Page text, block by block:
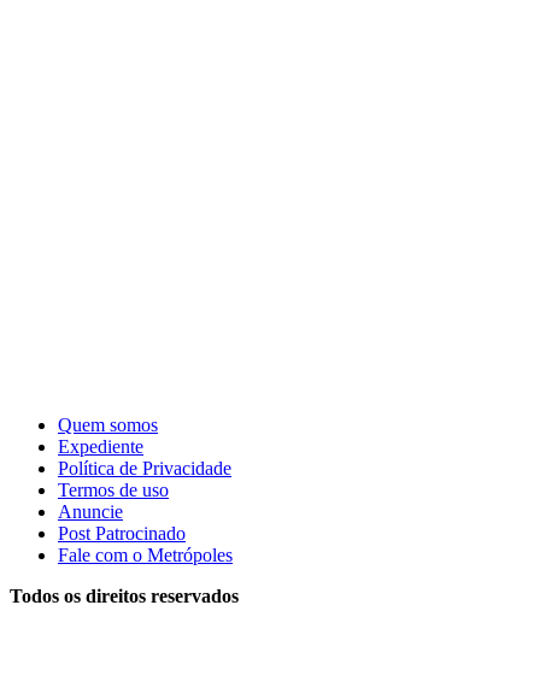
Quem somos
Expediente
Política de Privacidade
Termos de uso
Anuncie
Post Patrocinado
Fale com o Metrópoles
Todos os direitos reservados